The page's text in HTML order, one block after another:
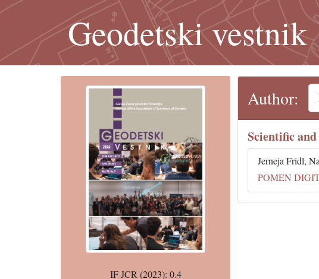
Geodetski vestnik
IF JCR (2023): 0.4
Author:
Scientific
Jerneja Fridl,
POMEN